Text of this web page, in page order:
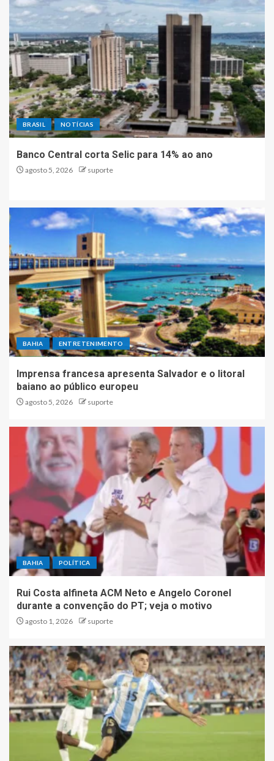
BRASIL NOTÍCIAS
Banco Central corta Selic para 14% ao ano
agosto 5, 2026 suporte
BAHIA ENTRETENIMENTO
Imprensa francesa apresenta Salvador e o litoral
baiano ao público europeu
agosto 5, 2026 suporte
BAHIA POLÍTICA
Rui Costa alfineta ACM Neto e Angelo Coronel
durante a convenção do PT; veja o motivo
agosto 1, 2026 suporte